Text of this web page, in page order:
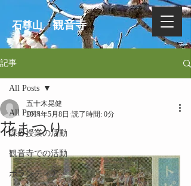
石尊山観音寺
記事
All Posts
課外授業の活動
観音寺での活動
ボランティア
All Posts
花まつり
五十木晃健
2014年5月8日 読了時間: 0分